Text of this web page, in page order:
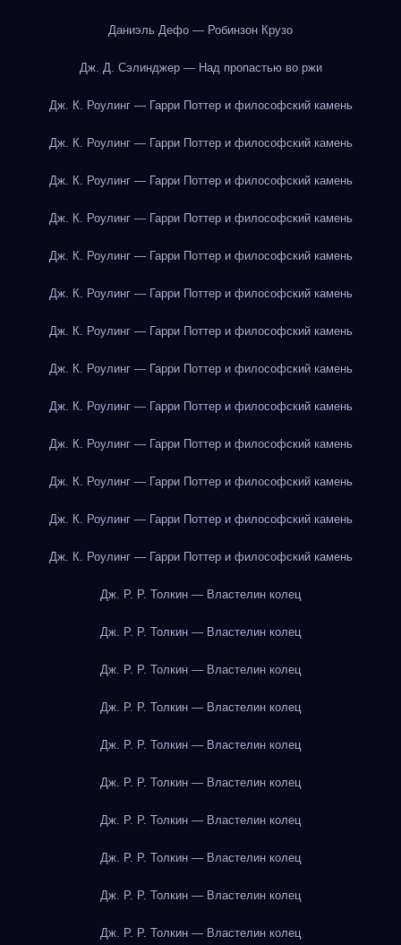
Даниэль Дефо — Робинзон Крузо
Дж. Д. Сэлинджер — Над пропастью во ржи
Дж. К. Роулинг — Гарри Поттер и философский камень
Дж. К. Роулинг — Гарри Поттер и философский камень
Дж. К. Роулинг — Гарри Поттер и философский камень
Дж. К. Роулинг — Гарри Поттер и философский камень
Дж. К. Роулинг — Гарри Поттер и философский камень
Дж. К. Роулинг — Гарри Поттер и философский камень
Дж. К. Роулинг — Гарри Поттер и философский камень
Дж. К. Роулинг — Гарри Поттер и философский камень
Дж. К. Роулинг — Гарри Поттер и философский камень
Дж. К. Роулинг — Гарри Поттер и философский камень
Дж. К. Роулинг — Гарри Поттер и философский камень
Дж. К. Роулинг — Гарри Поттер и философский камень
Дж. К. Роулинг — Гарри Поттер и философский камень
Дж. Р. Р. Толкин — Властелин колец
Дж. Р. Р. Толкин — Властелин колец
Дж. Р. Р. Толкин — Властелин колец
Дж. Р. Р. Толкин — Властелин колец
Дж. Р. Р. Толкин — Властелин колец
Дж. Р. Р. Толкин — Властелин колец
Дж. Р. Р. Толкин — Властелин колец
Дж. Р. Р. Толкин — Властелин колец
Дж. Р. Р. Толкин — Властелин колец
Дж. Р. Р. Толкин — Властелин колец